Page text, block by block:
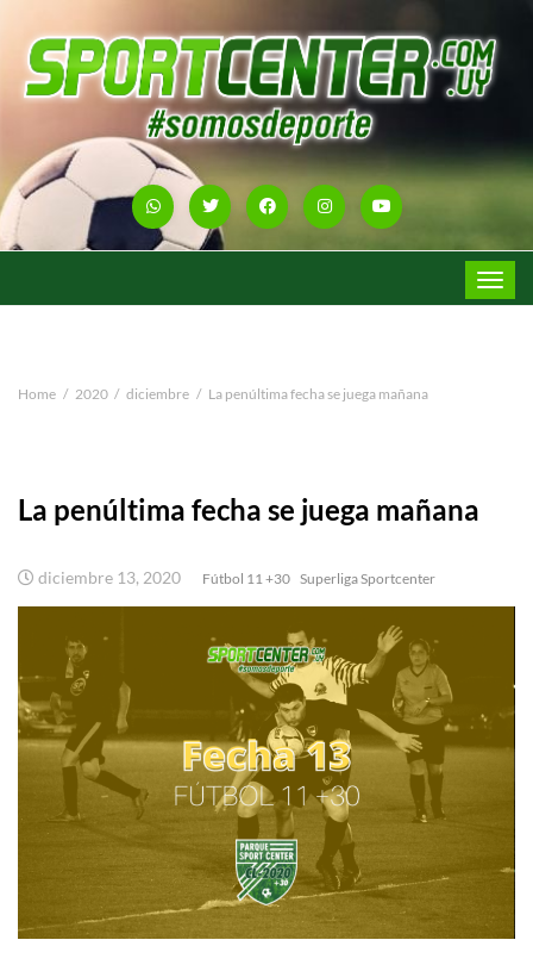
Toggle
Home 2020 diciembre La penúltima fecha se juega mañana
La penúltima fecha se juega mañana
diciembre 13, 2020 Fútbol 11 +30 Superliga Sportcenter